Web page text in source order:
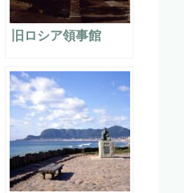
旧ロシア領事館